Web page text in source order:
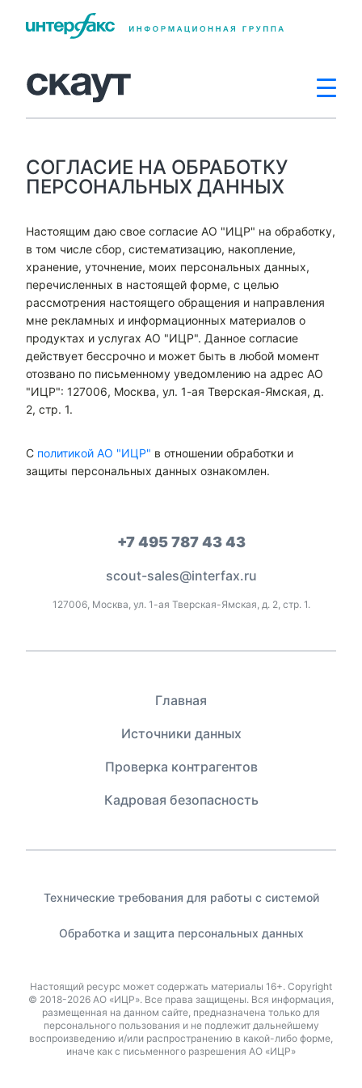
СОГЛАСИЕ НА ОБРАБОТКУ
ПЕРСОНАЛЬНЫХ ДАННЫХ
Настоящим даю свое согласие АО "ИЦР" на обработку,
в том числе сбор, систематизацию, накопление,
хранение, уточнение, моих персональных данных,
перечисленных в настоящей форме, с целью
рассмотрения настоящего обращения и направления
мне рекламных и информационных материалов о
продуктах и услугах АО "ИЦР". Данное согласие
действует бессрочно и может быть в любой момент
отозвано по письменному уведомлению на адрес АО
"ИЦР": 127006, Москва, ул. 1-ая Тверская-Ямская, д.
2, стр. 1.
С политикой АО "ИЦР" в отношении обработки и
защиты персональных данных ознакомлен.
+7 495 787 43 43
scout-sales@interfax.ru
127006, Москва, ул. 1-ая Тверская-Ямская, д. 2, стр. 1.
Главная
Источники данных
Проверка контрагентов
Кадровая безопасность
Технические требования для работы с системой
Обработка и защита персональных данных
Настоящий ресурс может содержать материалы 16+. Copyright
© 2018-2026 AO «ИЦР». Все права защищены. Вся информация,
размещенная на данном сайте, предназначена только для
персонального пользования и не подлежит дальнейшему
воспроизведению и/или распространению в какой-либо форме,
иначе как с письменного разрешения АО «ИЦР»